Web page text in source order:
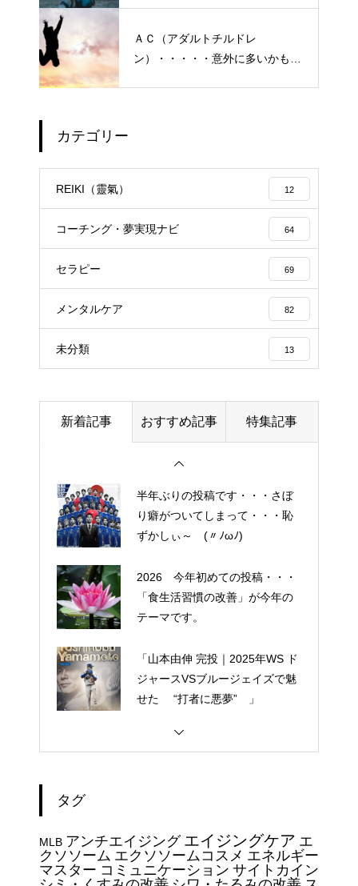
ＡＣ（アダルトチルドレ
ン）・・・・・意外に多いかも？
カテゴリー
REIKI（靈氣） 12
コーチング・夢実現ナビ 64
セラピー 69
メンタルケア 82
未分類 13
新着記事 おすすめ記事 特集記事
エイジングケアで最近気になっ
ているスキンケア製品・・・幹
細胞コスメ vs エクソソーム
コスメ ①
エイジングケアで最近気になっ
ているスキンケア製品・・・エ
クソソームコスメ
エイジングケアで最近気になっ
ているスキンケア製品・・・幹
細胞コスメ ③
土用の丑の日・・・余計なこと
半年ぶりの投稿です・・・さぼ
り癖がついてしまって・・・恥
ずかしぃ～ (〃ﾉωﾉ)
2026 今年初めての投稿・・・
「食生活習慣の改善」が今年の
テーマです。
「山本由伸 完投｜2025年WS ド
ジャースVSブルージェイズで魅
せた “打者に悪夢” 」
に疲れたときの対処法５選
｜ 心がラクになる考え方
タグ
MLB アンチエイジング エイジングケア エ
クソソーム エクソソームコスメ エネルギー
マスター コミュニケーション サイトカイン